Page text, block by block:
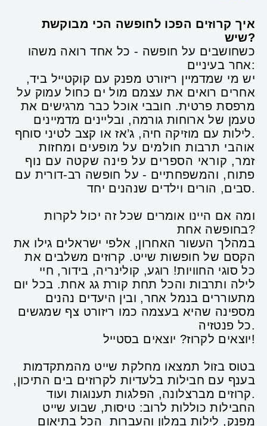
איך קרוזים הפכו לחופשה הכי מבוקשת
שיש?
כשחושבים על חופשה - כל אחד רואה משהו
אחר בעיניים:
יש מי שמדמיין ריזורט מפנק עם קוקטייל ביד,
אחרים רואים את עצמם מול ים כחול עמוק על
מרפסת פרטית. חובבי אוכל כבר מרגישים את
טעמן של ארוחות גורמה, ובליינים מדמיינים
לילות עם מוזיקה חיה, ג’אז או קצב לטיני סוחף.
אוהבי תרבות חולמים על מופעים ומחזות
זמר, קוראי הספרים על פינה שקטה עם נוף
פתוח, והמשפחתיים - על חופשה רב-דורית עם
סבים, הורים וילדים שנהנים יחד.
ומה אם היינו אומרים שכל זה יכול לקרות
בחופשה אחת?
במהלך העשור האחרון, אלפי ישראלים גילו את
הקסם של חופשות שייט. קרוזים משלבים את
כל סוגי החוויות! רוגע, קולינריה, בידור, חיי
לילה ותרבות והכל תחת קורת גג אחת. בכל יום
מתעוררים בנמל אחר, ובין היעדים נהנים
מספינה שהיא בעצמה כמו ריזורט צף שמגשים
כל פנטזיה.
יוצאים לקרוז? יוצאים בסטייל!
בטוס בזול תמצאו מחלקת שייט מהמתקדמות
בענף עם חבילות בלעדיות לקרוזים בים התיכון,
קרוזים מברצלונה, הפלגות תענוגות ועוד.
החבילות כוללות לרוב: טיסות, שבוע שייט
מפנק, לילות במלון והעברות הכל בתיאום